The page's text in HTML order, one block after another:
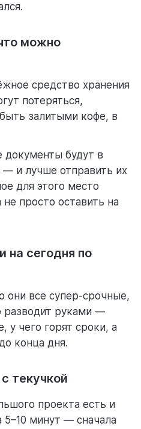
можно
средство хранения
потеряться,
залитыми кофе, в
документы будут в
— и лучше отправить их
для этого место
просто оставить на
на сегодня по
они все супер-срочные,
разводит руками —
у чего горят сроки, а
конца дня.
текучкой
проекта есть и
5–10 минут — сначала